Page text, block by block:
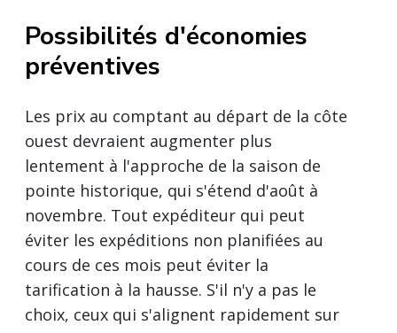
Possibilités d'économies
préventives
Les prix au comptant au départ de la côte
ouest devraient augmenter plus
lentement à l'approche de la saison de
pointe historique, qui s'étend d'août à
novembre. Tout expéditeur qui peut
éviter les expéditions non planifiées au
cours de ces mois peut éviter la
tarification à la hausse. S'il n'y a pas le
choix, ceux qui s'alignent rapidement sur